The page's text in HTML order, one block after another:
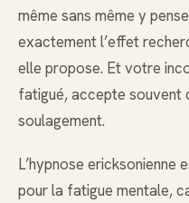
même sans même y
exactement l’effet
elle propose. Et votre
fatigué, accepte
soulagement.
L’hypnose
pour la fatigue mentale,